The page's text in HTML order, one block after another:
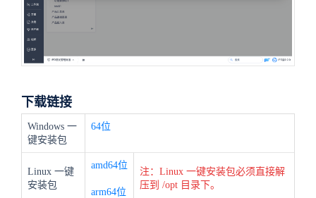
下载链接
Windows 一
键安装包
64位
Linux 一键
安装包
amd64位
arm64位
注：Linux 一键安装包必须直接解
压到 /opt 目录下。